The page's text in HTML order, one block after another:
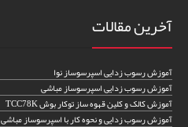
آخرین مقالات
آموزش رسوب زدایی اسپرسوساز نوا
آموزش رسوب زدایی اسپرسوساز مباشی
آموزش کالک و کلین قهوه ساز توکار بوش TCC78K
آموزش رسوب زدایی و نحوه کار با اسپرسوساز مباشی 2025